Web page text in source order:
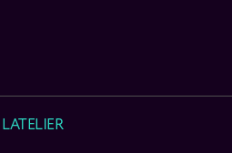
LATELIER